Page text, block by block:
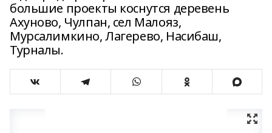
большие проекты коснутся деревень
Ахуново, Чулпан, сел Малояз,
Мурсалимкино, Лагерево, Насибаш,
Турналы.